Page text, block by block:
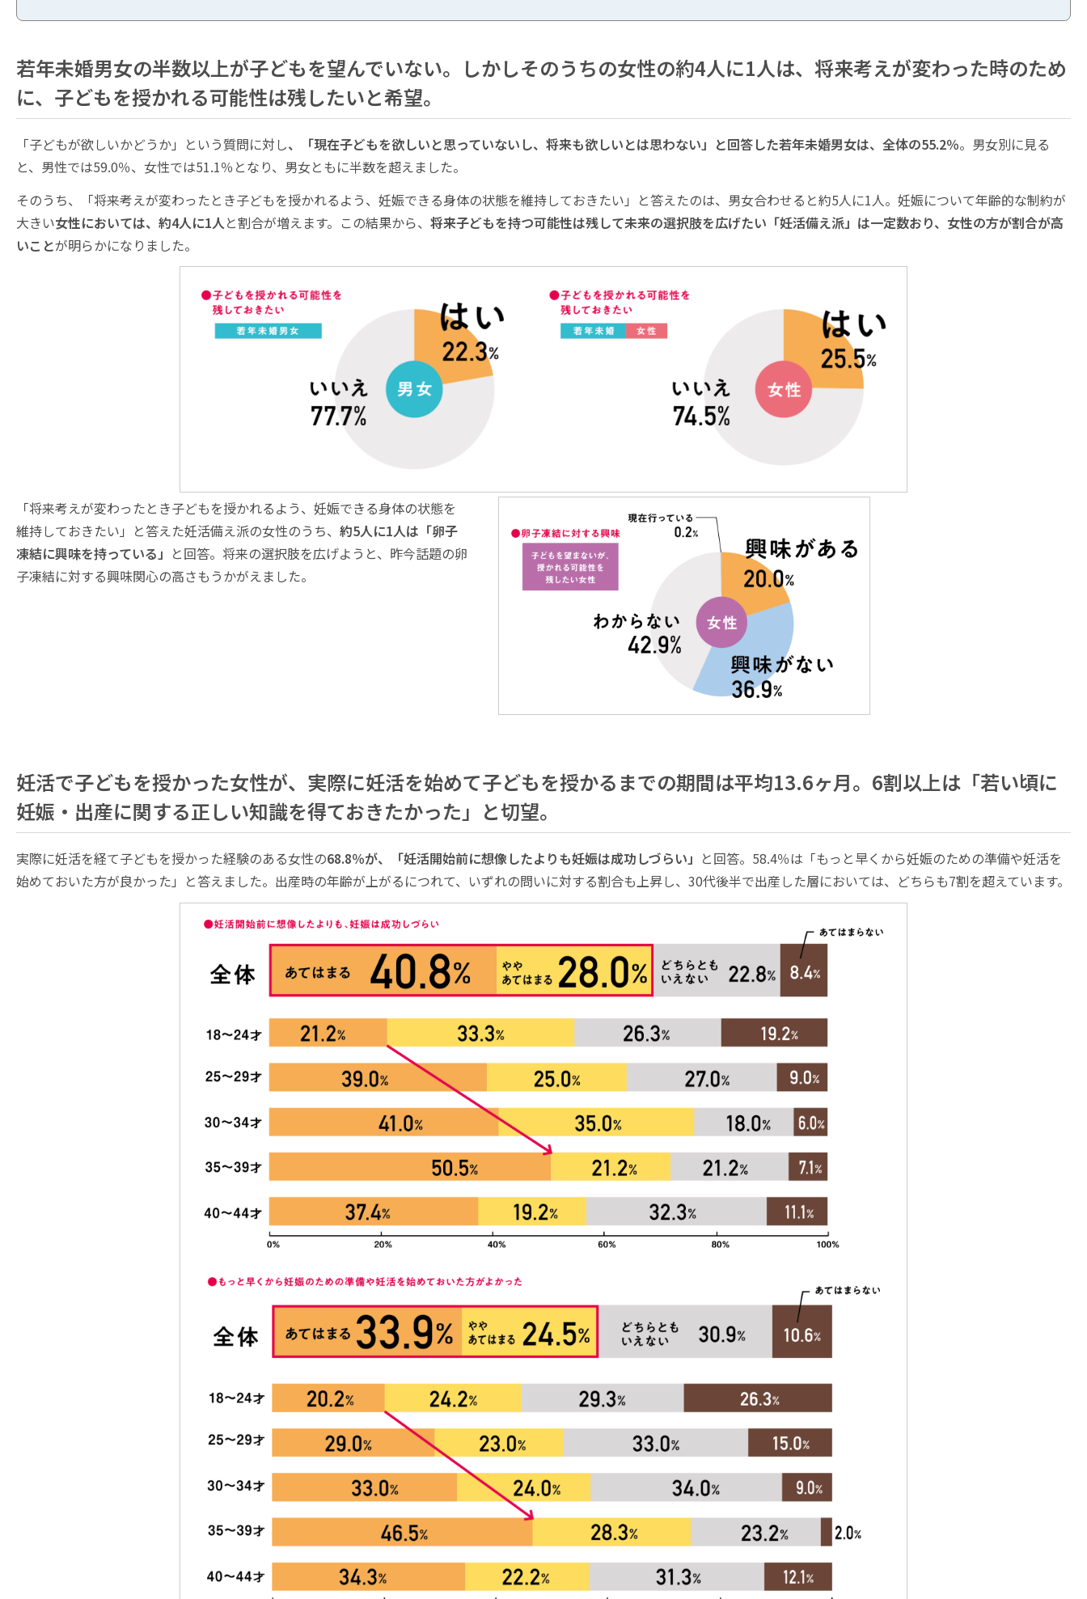
若年未婚男女の半数以上が子どもを望んでいない。しかしそのうちの女性の約4人に1人は、将来考えが変わった時のため
に、子どもを授かれる可能性は残したいと希望。
「子どもが欲しいかどうか」という質問に対し、「現在子どもを欲しいと思っていないし、将来も欲しいとは思わない」と回答した若年未婚男女は、全体の55.2％。男女別に見る
と、男性では59.0％、女性では51.1％となり、男女ともに半数を超えました。
そのうち、「将来考えが変わったとき子どもを授かれるよう、妊娠できる身体の状態を維持しておきたい」と答えたのは、男女合わせると約5人に1人。妊娠について年齢的な制約が
大きい女性においては、約4人に1人 と割合が増えます。この結果から、 将来子どもを持つ可能性は残して未来の選択肢を広げたい「妊活備え派」は一定数おり、女性の方が割合が高
いことが明らかになりました。
「将来考えが変わったとき子どもを授かれるよう、妊娠できる身体の状態を
維持しておきたい」と答えた妊活備え派の女性のうち、 約5人に1人は「卵子
凍結に興味を持っている」 と回答。将来の選択肢を広げようと、昨今話題の卵
子凍結に対する興味関心の高さもうかがえました。
妊活で子どもを授かった女性が、実際に妊活を始めて子どもを授かるまでの期間は平均13.6ヶ月。6割以上は「若い頃に
妊娠・出産に関する正しい知識を得ておきたかった」と切望。
実際に妊活を経て子どもを授かった経験のある女性の68.8％が、「妊活開始前に想像したよりも妊娠は成功しづらい」 と回答。58.4％は「もっと早くから妊娠のための準備や妊活を
始めておいた方が良かった」と答えました。出産時の年齢が上がるにつれて、いずれの問いに対する割合も上昇し、30代後半で出産した層においては、どちらも7割を超えています。